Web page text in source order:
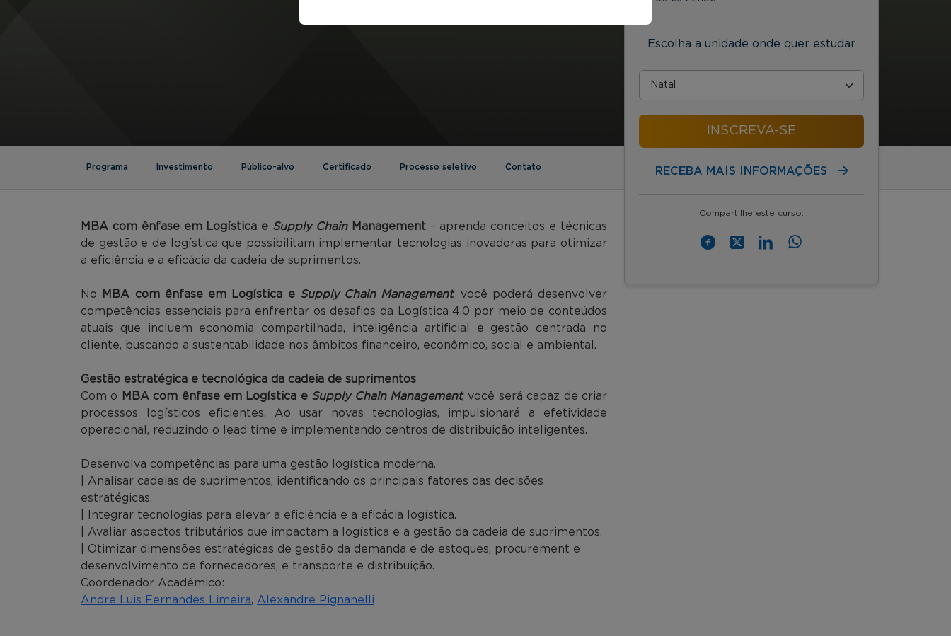
Escolha a unidade onde quer estudar
INSCREVA-SE
RECEBA MAIS INFORMAÇÕES
Compartilhe este curso:
Programa Investimento Público-alvo Certificado Processo seletivo Contato
MBA com ênfase em Logística e Supply ChainManagement– aprenda conceitos e técnicas
de gestão e de logística que possibilitam implementar tecnologias inovadoras para otimizar
a eficiência e a eficácia da cadeia de suprimentos.
No MBA com ênfase em Logística e Supply Chain Management, você poderá desenvolver
competências essenciais para enfrentar os desafios da Logística 4.0 por meio de conteúdos
atuais que incluem economia compartilhada, inteligência artificial e gestão centrada no
cliente, buscando a sustentabilidade nos âmbitos financeiro, econômico, social e ambiental.
Gestão estratégica e tecnológica da cadeia de suprimentos
Com o
MBA com ênfase em Logística e Supply Chain Management, você será capaz de criar
processos logísticos eficientes. Ao usar novas tecnologias, impulsionará a efetividade
operacional, reduzindo o lead time e implementando centros de distribuição inteligentes.
Desenvolva competências para uma gestão logística moderna.
| Analisar cadeias de suprimentos, identificando os principais fatores das decisões
estratégicas.
| Integrar tecnologias para elevar a eficiência e a eficácia logística.
| Avaliar aspectos tributários que impactam a logística e a gestão da cadeia de suprimentos.
| Otimizar dimensões estratégicas de gestão da demanda e de estoques, procurement e
desenvolvimento de fornecedores, e transporte e distribuição.
Coordenador Acadêmico:
Andre Luis Fernandes Limeira, Alexandre Pignanelli